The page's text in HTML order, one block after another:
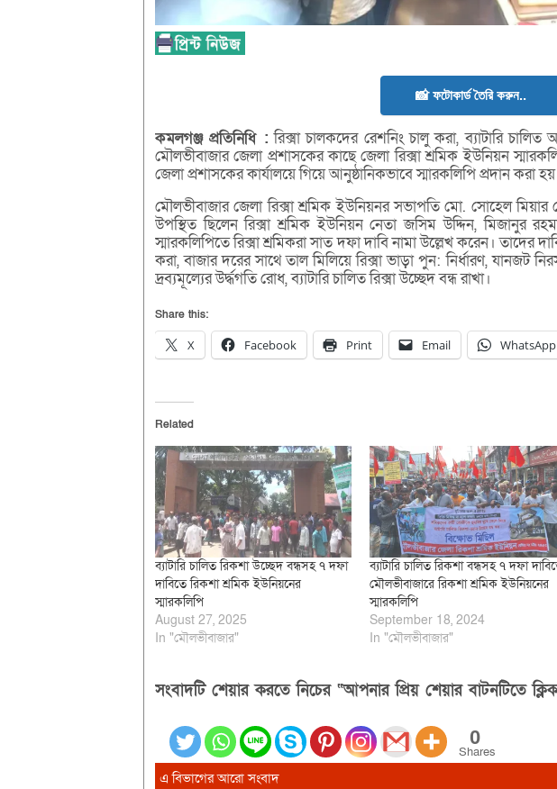
📸 ফটোকার্ড তৈরি করুন..
কমলগঞ্জ প্রতিনিধি: রিক্সা চালকদের রেশনিং চালু করা, ব্যাটারি
মৌলভীবাজার জেলা প্রশাসকের কাছে জেলা রিক্সা শ্রমিক ইউনিয়ন
জেলা প্রশাসকের কার্যালয়ে গিয়ে আনুষ্ঠানিকভাবে স্মারকলিপি প্রদান করা
মৌলভীবাজার জেলা রিক্সা শ্রমিক ইউনিয়নর সভাপতি মো. সোহেল মিয়ার
উপস্থিত ছিলেন রিক্সা শ্রমিক ইউনিয়ন নেতা জসিম উদ্দিন, মিজানুর
স্মারকলিপিতে রিক্সা শ্রমিকরা সাত দফা দাবি নামা উল্লেখ করেন। তাদের
করা, বাজার দরের সাথে তাল মিলিয়ে রিক্সা ভাড়া পুন: নির্ধারণ, যানজট
দ্রব্যমূল্যের উর্দ্ধগতি রোধ, ব্যাটারি চালিত রিক্সা উচ্ছেদ বন্ধ রাখা।
Share this:
X Facebook Print Email WhatsApp
Related
ব্যাটারি চালিত রিকশা উচ্ছেদ বন্ধসহ ৭ দফা
দাবিতে রিকশা শ্রমিক ইউনিয়নের
স্মারকলিপি
August 27, 2025
In "মৌলভীবাজার"
ব্যাটারি চালিত রিকশা বন্ধসহ ৭ দফা
মৌলভীবাজারে রিকশা শ্রমিক ইউনিয়নের
স্মারকলিপি
September 18, 2024
In "মৌলভীবাজার"
সংবাদটি শেয়ার করতে নিচের “আপনার প্রিয় শেয়ার বাটনটিতে
0
Shares
এ বিভাগের আরো সংবাদ